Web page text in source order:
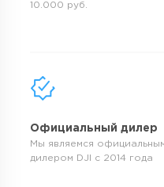
10.000 руб.
Официальный дилер
Мы являемся
дилером DJI с 2014 года